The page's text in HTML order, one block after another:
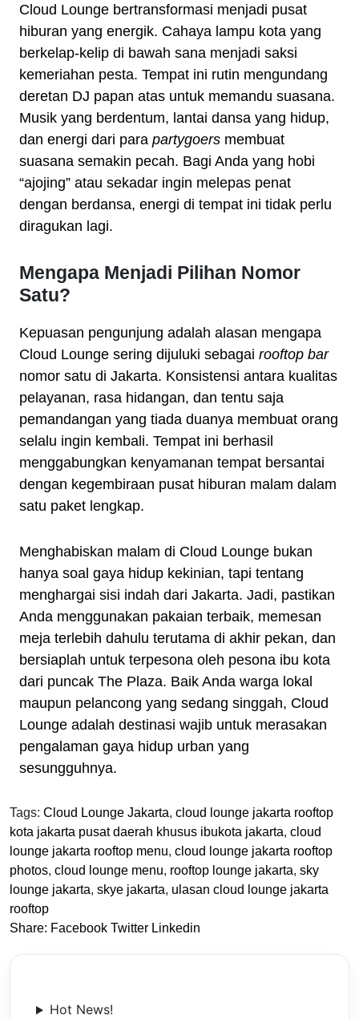
Cloud Lounge bertransformasi menjadi pusat
hiburan yang energik. Cahaya lampu kota yang
berkelap-kelip di bawah sana menjadi saksi
kemeriahan pesta. Tempat ini rutin mengundang
deretan DJ papan atas untuk memandu suasana.
Musik yang berdentum, lantai dansa yang hidup,
dan energi dari para partygoers membuat
suasana semakin pecah. Bagi Anda yang hobi
“ajojing” atau sekadar ingin melepas penat
dengan berdansa, energi di tempat ini tidak perlu
diragukan lagi.
Mengapa Menjadi Pilihan Nomor
Satu?
Kepuasan pengunjung adalah alasan mengapa
Cloud Lounge sering dijuluki sebagai rooftop bar
nomor satu di Jakarta. Konsistensi antara kualitas
pelayanan, rasa hidangan, dan tentu saja
pemandangan yang tiada duanya membuat orang
selalu ingin kembali. Tempat ini berhasil
menggabungkan kenyamanan tempat bersantai
dengan kegembiraan pusat hiburan malam dalam
satu paket lengkap.
Menghabiskan malam di Cloud Lounge bukan
hanya soal gaya hidup kekinian, tapi tentang
menghargai sisi indah dari Jakarta. Jadi, pastikan
Anda menggunakan pakaian terbaik, memesan
meja terlebih dahulu terutama di akhir pekan, dan
bersiaplah untuk terpesona oleh pesona ibu kota
dari puncak The Plaza. Baik Anda warga lokal
maupun pelancong yang sedang singgah, Cloud
Lounge adalah destinasi wajib untuk merasakan
pengalaman gaya hidup urban yang
sesungguhnya.
Tags: Cloud Lounge Jakarta, cloud lounge jakarta rooftop
kota jakarta pusat daerah khusus ibukota jakarta, cloud
lounge jakarta rooftop menu, cloud lounge jakarta rooftop
photos, cloud lounge menu, rooftop lounge jakarta, sky
lounge jakarta, skye jakarta, ulasan cloud lounge jakarta
rooftop
Share: Facebook Twitter Linkedin
Hot News!